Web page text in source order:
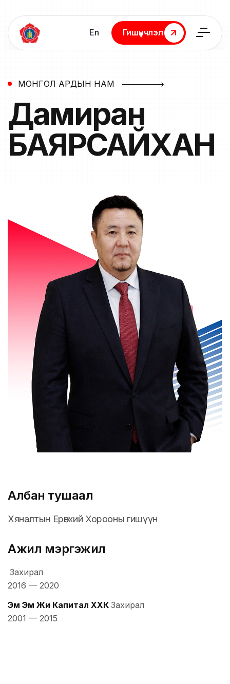
En
Гишүүнчлэл
Гишүүнчлэл
МОНГОЛ АРДЫН НАМ
Дамиран
БАЯРСАЙХАН
Албан тушаал
Хяналтын Ерөнхий Хорооны гишүүн
Ажил мэргэжил
Захирал
2016 — 2020
Эм Эм Жи Капитал ХХК Захирал
2001 — 2015